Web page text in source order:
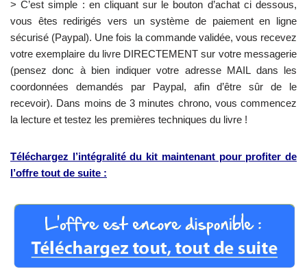
> C’est simple : en cliquant sur le bouton d’achat ci dessous,
vous êtes redirigés vers un système de paiement en ligne
sécurisé (Paypal). Une fois la commande validée, vous recevez
votre exemplaire du livre DIRECTEMENT sur votre messagerie
(pensez donc à bien indiquer votre adresse MAIL dans les
coordonnées demandés par Paypal, afin d’être sûr de le
recevoir). Dans moins de 3 minutes chrono, vous commencez
la lecture et testez les premières techniques du livre !
Téléchargez l’intégralité du kit maintenant pour profiter de
l’offre tout de suite :